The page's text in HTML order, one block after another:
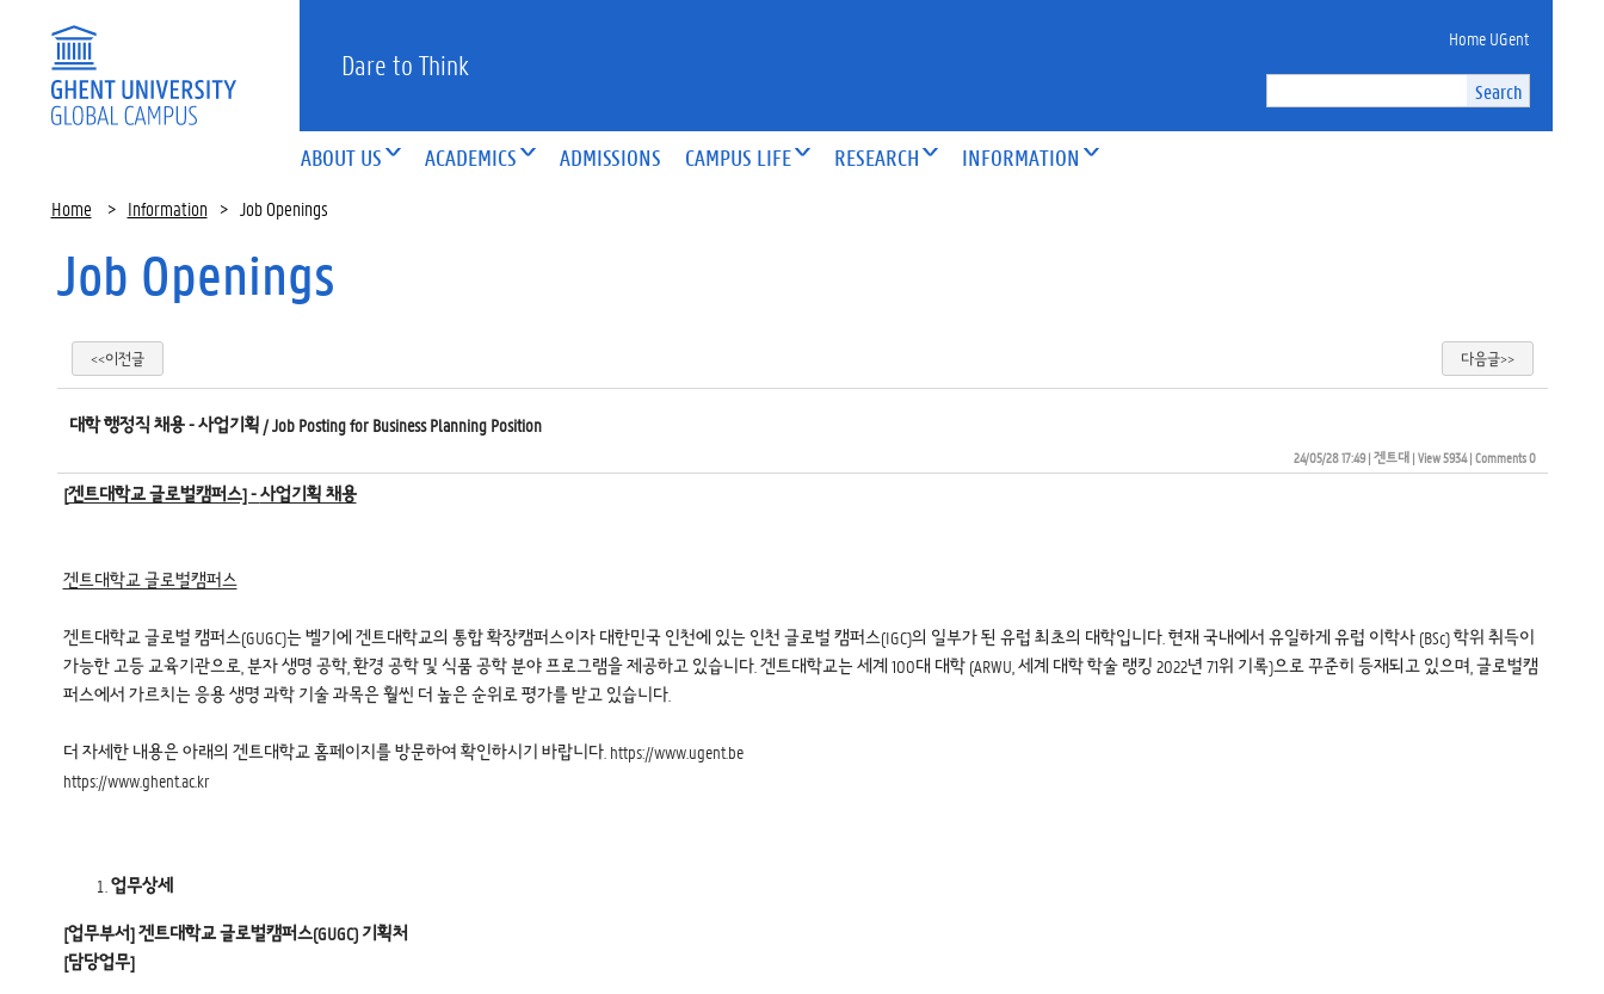
Dare to Think
Home UGent
ABOUT US ACADEMICS ADMISSIONS CAMPUS LIFE RESEARCH INFORMATION
Home > Information > Job Openings
Job Openings
<<이전글 다음글>>
대학 행정직 채용 - 사업기획 / Job Posting for Business Planning Position
24/05/28 17:49| 겐트대| View 5934| Comments 0
[겐트대학교 글로벌캠퍼스] -사업기획 채용
겐트대학교 글로벌캠퍼스
겐트대학교 글로벌 캠퍼스(GUGC)는 벨기에 겐트대학교의 통합 확장캠퍼스이자 대한민국 인천에 있는 인천 글로벌 캠퍼스(IGC)의 일부가 된 유럽 최초의 대학입니다. 현재 국내에서 유일하게 유럽 이학사 (BSc) 학위 취득이
가능한 고등 교육기관으로, 분자 생명 공학, 환경 공학 및 식품 공학 분야 프로그램을 제공하고 있습니다. 겐트대학교는 세계 100대 대학 (ARWU, 세계 대학 학술 랭킹 2022년 71위 기록)으로 꾸준히 등재되고 있으며, 글로벌캠
퍼스에서 가르치는 응용 생명 과학 기술 과목은 훨씬 더 높은 순위로 평가를 받고 있습니다.
더 자세한 내용은 아래의 겐트대학교 홈페이지를 방문하여 확인하시기 바랍니다. https://www.ugent.be
https://www.ghent.ac.kr
업무상세
[업무부서] 겐트대학교 글로벌캠퍼스(GUGC) 기획처
[담당업무]